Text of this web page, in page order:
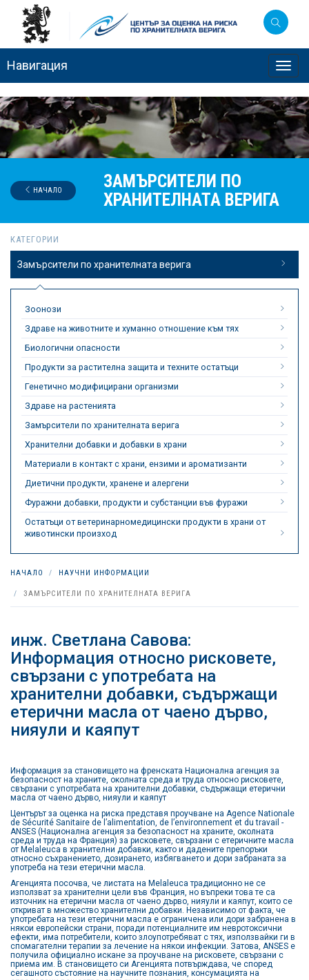
Навигация
ЗАМЪРСИТЕЛИ ПО
ХРАНИТЕЛНАТА ВЕРИГА
НАЧАЛО
КАТЕГОРИИ
Замърсители по хранителната верига
Зоонози
Здраве на животните и хуманно отношение към тях
Биологични опасности
Продукти за растителна защита и техните остатъци
Генетично модифицирани организми
Здраве на растенията
Замърсители по хранителната верига
Хранителни добавки и добавки в храни
Материали в контакт с храни, ензими и ароматизанти
Диетични продукти, хранене и алергени
Фуражни добавки, продукти и субстанции във фуражи
Остатъци от ветеринарномедицински продукти в храни от
животински произход
НАЧАЛО НАУЧНИ ИНФОРМАЦИИ
ЗАМЪРСИТЕЛИ ПО ХРАНИТЕЛНАТА ВЕРИГА
инж. Светлана Савова:
Информация относно рисковете,
свързани с употребата на
хранителни добавки, съдържащи
етерични масла от чаено дърво,
нияули и каяпут
Информация за становището на френската Национална агенция за
безопасност на храните, околната среда и труда относно рисковете,
свързани с употребата на хранителни добавки, съдържащи етерични
масла от чаено дърво, нияули и каяпут
Центърът за оценка на риска представя проучване на Agence Nationale
de Sécurité Sanitaire de l’alimentation, de l’environnement et du travail -
ANSES (Национална агенция за безопасност на храните, околната
среда и труда на Франция) за рисковете, свързани с етеричните масла
от Melaleuca в хранителни добавки, както и дадените препоръки
относно съхранението, дозирането, избягването и дори забраната за
употреба на тези етерични масла.
Агенцията посочва, че листата на Melaleuca традиционно не се
използват за хранителни цели във Франция, но въпреки това те са
източник на етерични масла от чаено дърво, нияули и каяпут, които се
откриват в множество хранителни добавки. Независимо от факта, че
употребата на тези етерични масла е ограничена или дори забранена в
някои европейски страни, поради потенциалните им невротоксични
ефекти, има потребители, които злоупотребяват с тях, използвайки ги в
спомагателни терапии за лечение на някои инфекции. Затова, ANSES е
получила официално искане за проучване на рисковете, свързани с
приема им. В становището си Агенцията потвърждава, че според
сегашното състояние на научните познания, консумацията на